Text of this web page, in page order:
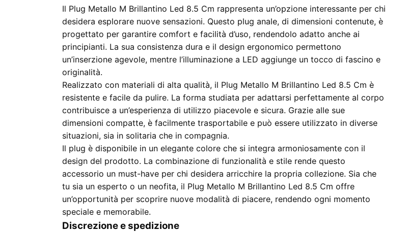
8.5
Cm
quantità
Il Plug Metallo M Brillantino Led 8.5 Cm rappresenta un’opzione interessante per chi
desidera esplorare nuove sensazioni. Questo plug anale, di dimensioni contenute, è
progettato per garantire comfort e facilità d’uso, rendendolo adatto anche ai
principianti. La sua consistenza dura e il design ergonomico permettono
un’inserzione agevole, mentre l’illuminazione a LED aggiunge un tocco di fascino e
originalità.
Realizzato con materiali di alta qualità, il Plug Metallo M Brillantino Led 8.5 Cm è
resistente e facile da pulire. La forma studiata per adattarsi perfettamente al corpo
contribuisce a un’esperienza di utilizzo piacevole e sicura. Grazie alle sue
dimensioni compatte, è facilmente trasportabile e può essere utilizzato in diverse
situazioni, sia in solitaria che in compagnia.
Il plug è disponibile in un elegante colore che si integra armoniosamente con il
design del prodotto. La combinazione di funzionalità e stile rende questo
accessorio un must-have per chi desidera arricchire la propria collezione. Sia che
tu sia un esperto o un neofita, il Plug Metallo M Brillantino Led 8.5 Cm offre
un’opportunità per scoprire nuove modalità di piacere, rendendo ogni momento
speciale e memorabile.
Discrezione e spedizione